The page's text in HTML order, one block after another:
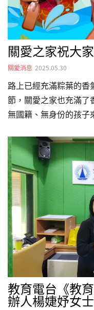
關愛之家祝大
關愛消息 2025.05.30
路上已經充滿粽葉的
節，關愛之家也充滿了
無國籍、無身份的孩子
每一份歡樂，背後都有
滴變得更溫暖。關愛之
無論是端午節或是今年
需要的支持，幫助他
找到屬於自己的溫暖
的朋友們，正是你們
寶們帶來改變與希望
愛之家，…
教育電台《教
辦人楊婕妤女士